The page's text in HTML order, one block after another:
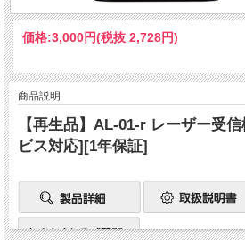
価格:3,000円(税抜 2,728円)
商品説明
【再生品】AL-01-r レーザー受
ビス対応][1年保証]